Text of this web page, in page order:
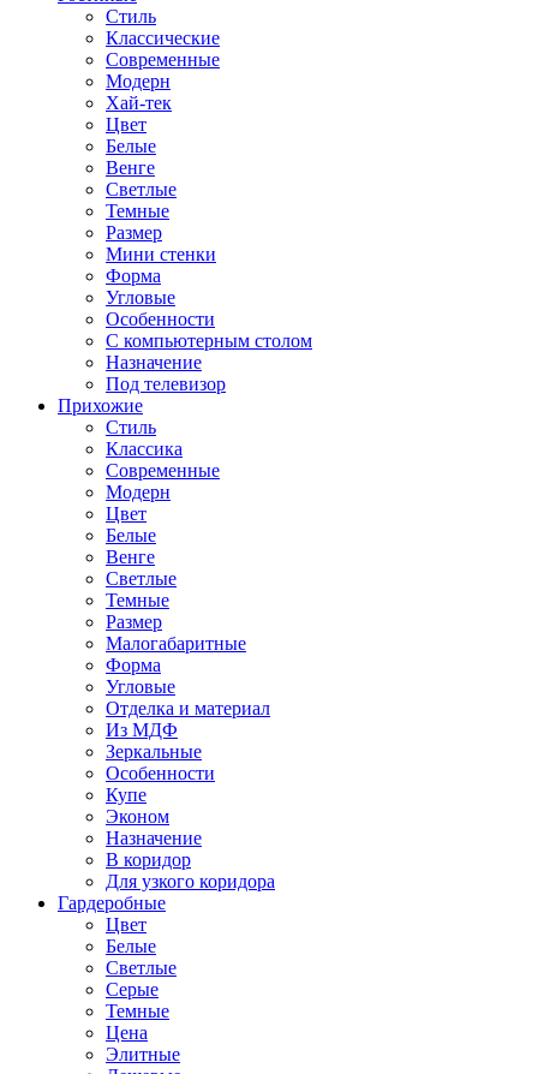
Стиль
Классические
Современные
Модерн
Хай-тек
Цвет
Белые
Венге
Светлые
Темные
Размер
Мини стенки
Форма
Угловые
Особенности
С компьютерным столом
Назначение
Под телевизор
Прихожие
Стиль
Классика
Современные
Модерн
Цвет
Белые
Венге
Светлые
Темные
Размер
Малогабаритные
Форма
Угловые
Отделка и материал
Из МДФ
Зеркальные
Особенности
Купе
Эконом
Назначение
В коридор
Для узкого коридора
Гардеробные
Цвет
Белые
Светлые
Серые
Темные
Цена
Элитные